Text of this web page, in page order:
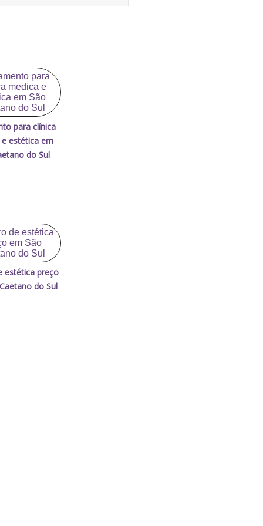
para clínica
estética em
do Sul
estética preço
do Sul